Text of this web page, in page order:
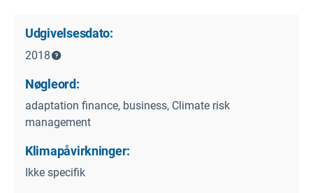
Udgivelsesdato:
2018
Nøgleord:
adaptation finance, business, Climate risk
management
Klimapåvirkninger:
Ikke specifik